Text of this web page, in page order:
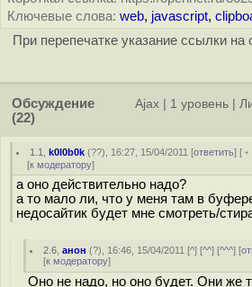
Ключевые слова: web, javascript,
При перепечатке указание ссылки на
Обсуждение
(22)
Ajax 1 уровень
1.1 ,k0l0b0k (??), 16:27, 15/04/2011 [ответить] [
[к модератору]
а оно действительно надо?
а то мало ли, что у меня там в
недосайтик будет мне смотреть/
2.6 ,анон (?), 16:46, 15/04/2011 [^] [^^] [^^^] [
[к модератору]
Оно не надо, но оно будет. Они же